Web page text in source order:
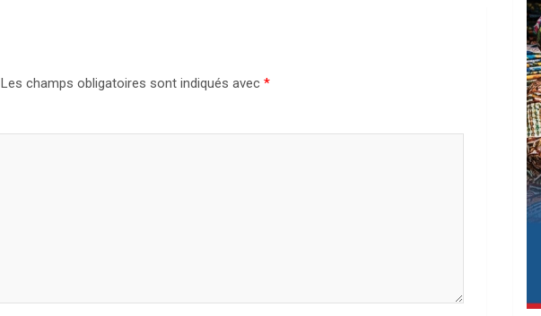
Les champs obligatoires sont indiqués avec *